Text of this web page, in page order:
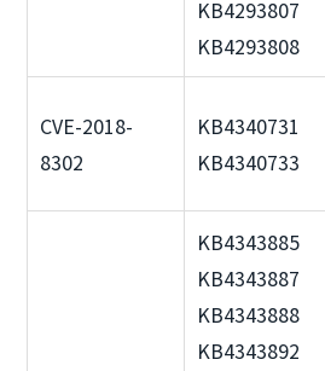
KB4293807
KB4293808
CVE-2018-
8302
KB4340731
KB4340733
KB4343885
KB4343887
KB4343888
KB4343892